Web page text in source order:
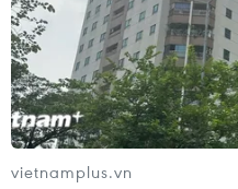
vietnamplus.vn